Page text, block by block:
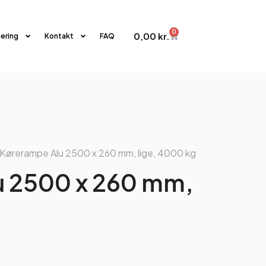
Kontakt FAQ 0,00 kr. 0
Alu 2500 x 260 mm, lige, 4000 kg
2500 x 260 mm,